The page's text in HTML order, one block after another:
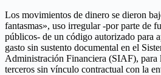
Los movimientos de dinero se dieron
fantasmas», uso irregular -por parte de
públicos- de un código autorizado para
gasto sin sustento documental en el
Administración Financiera (SIAF), para
terceros sin vínculo contractual con la